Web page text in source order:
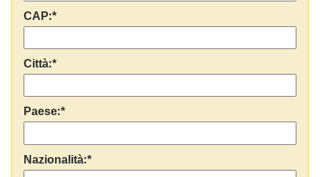
CAP:*
Città:*
Paese:*
Nazionalità:*